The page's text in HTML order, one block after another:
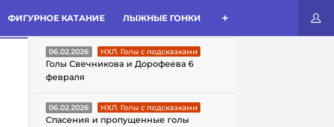
ФИГУРНОЕ КАТАНИЕ ЛЫЖНЫЕ ГОНКИ
ГОЛЫ С ПОДСКАЗКАМИ
06.02.2026 НХЛ. Голы с подсказками
Голы Свечникова и Дорофеева 6
февраля
06.02.2026 НХЛ. Голы с подсказками
Спасения и пропущенные голы